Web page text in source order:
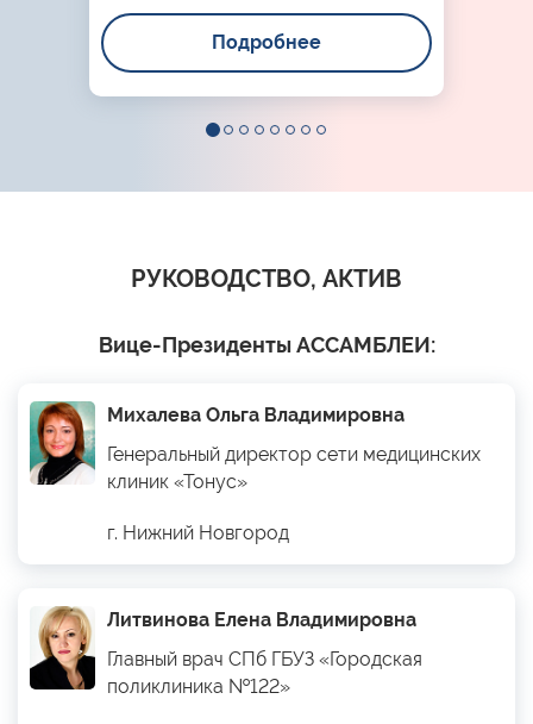
Подробнее
РУКОВОДСТВО, АКТИВ
Вице-Президенты АССАМБЛЕИ:
Михалева Ольга Владимировна
Генеральный директор сети медицинских
клиник «Тонус»
г. Нижний Новгород
Литвинова Елена Владимировна
Главный врач СПб ГБУЗ «Городская
поликлиника №122»